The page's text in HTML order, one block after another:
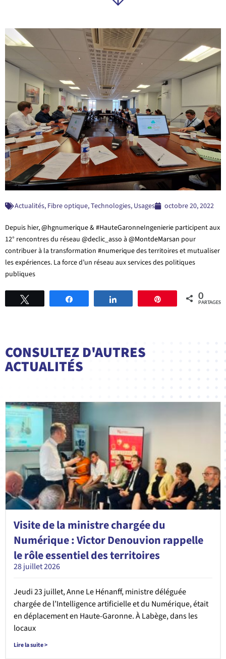
12° RENCONTRES DU RÉSEAU
@DECLIC_ASSO À @MONTDEMARSAN
Actualités, Fibre optique,Technologies, Usages octobre 20, 2022
Depuis hier,@hgnumerique&#HauteGaronneIngenierie participent aux
12° rencontres du réseau @declic_asso à @MontdeMarsan pour
contribuer à la transformation #numeriquedes territoires et mutualiser
les expériences. La force d’un réseau aux services des politiques
publiques
Épingle 0
PARTAGES
CONSULTEZ D'AUTRES
ACTUALITÉS
Visite de la ministre chargée du
Numérique : Victor Denouvion rappelle
le rôle essentiel des territoires
28 juillet 2026
Jeudi 23 juillet, Anne Le Hénanff, ministre déléguée
chargée de l’Intelligence artificielle et du Numérique, était
en déplacement en Haute-Garonne. À Labège, dans les
locaux
Lire la suite >